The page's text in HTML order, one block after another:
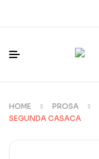
HOME PROSA
SEGUNDA CASACA